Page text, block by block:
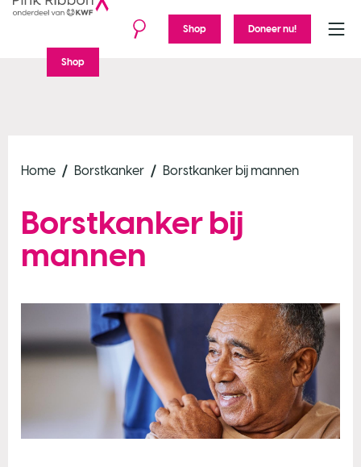
Shop
Shop
Doneer nu!
Home Borstkanker Borstkanker bij mannen
Borstkanker bij
mannen